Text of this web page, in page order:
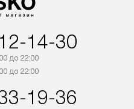
14-30
до 22:00
до 22:00
19-36